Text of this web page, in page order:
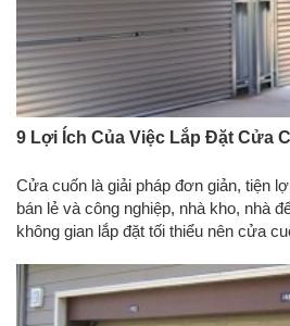
9 Lợi Ích Của Việc Lắp Đặt Cửa
Cửa cuốn là giải pháp đơn giản, tiện
bán lẻ và công nghiệp, nhà kho, nhà
không gian lắp đặt tối thiểu nên cửa